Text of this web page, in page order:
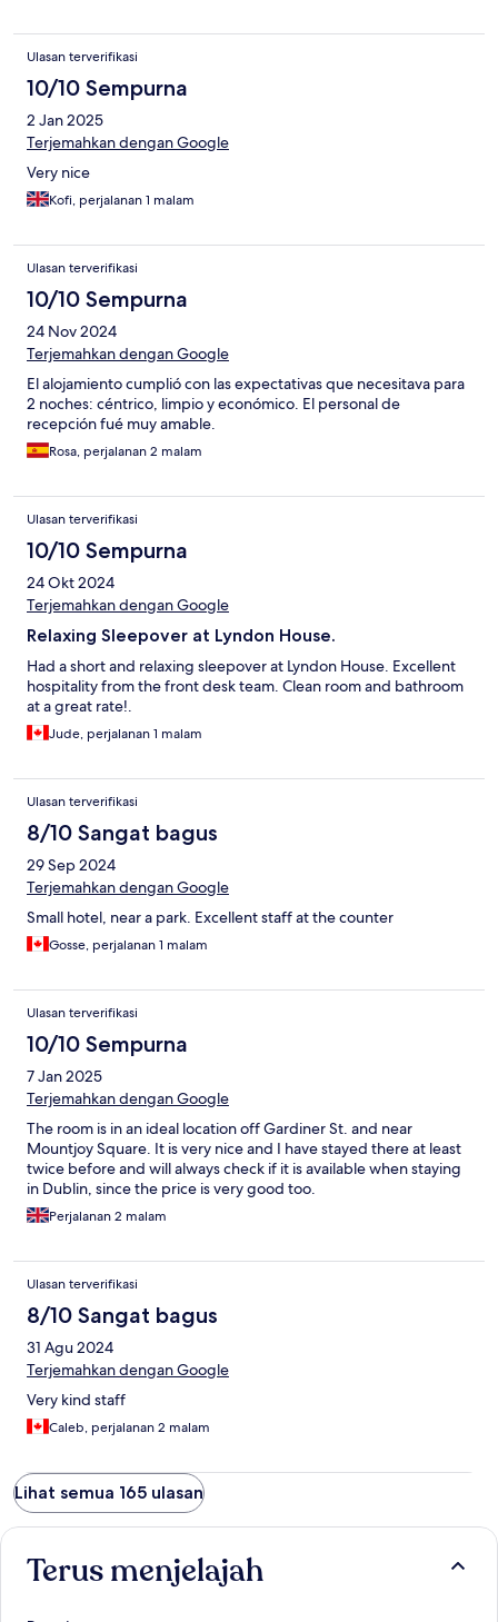
Ulasan terverifikasi
10/10 Sempurna
2 Jan 2025
Terjemahkan dengan Google
Very nice
Kofi, perjalanan 1 malam
Ulasan terverifikasi
10/10 Sempurna
24 Nov 2024
Terjemahkan dengan Google
El alojamiento cumplió con las expectativas que necesitava para
2 noches: céntrico, limpio y económico. El personal de
recepción fué muy amable.
Rosa, perjalanan 2 malam
Ulasan terverifikasi
10/10 Sempurna
24 Okt 2024
Terjemahkan dengan Google
Relaxing Sleepover at Lyndon House.
Had a short and relaxing sleepover at Lyndon House. Excellent
hospitality from the front desk team. Clean room and bathroom
at a great rate!.
Jude, perjalanan 1 malam
Ulasan terverifikasi
8/10 Sangat bagus
29 Sep 2024
Terjemahkan dengan Google
Small hotel, near a park. Excellent staff at the counter
Gosse, perjalanan 1 malam
Ulasan terverifikasi
10/10 Sempurna
7 Jan 2025
Terjemahkan dengan Google
The room is in an ideal location off Gardiner St. and near
Mountjoy Square. It is very nice and I have stayed there at least
twice before and will always check if it is available when staying
in Dublin, since the price is very good too.
Perjalanan 2 malam
Ulasan terverifikasi
8/10 Sangat bagus
31 Agu 2024
Terjemahkan dengan Google
Very kind staff
Caleb, perjalanan 2 malam
Lihat semua 165 ulasan
Terus menjelajah